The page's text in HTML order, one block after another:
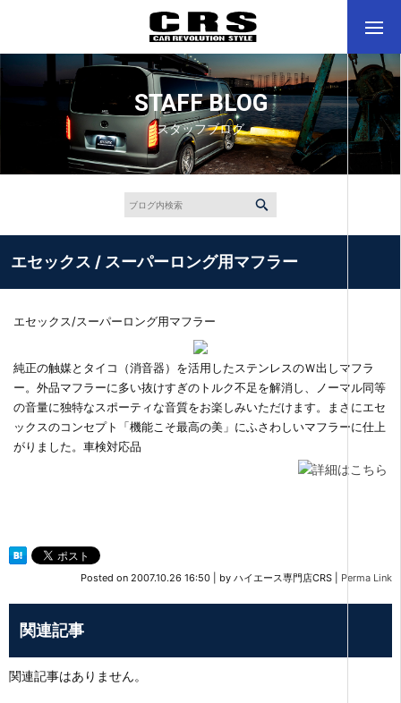
STAFF BLOG
スタッフブログ
エセックス / スーパーロング用マフラー
エセックス/スーパーロング用マフラー
純正の触媒とタイコ（消音器）を活用したステンレスのＷ出しマフラ
ー。外品マフラーに多い抜けすぎのトルク不足を解消し、ノーマル同等
の音量に独特なスポーティな音質をお楽しみいただけます。まさにエセ
ックスのコンセプト「機能こそ最高の美」にふさわしいマフラーに仕上
がりました。車検対応品
Posted on 2007.10.26 16:50 by ハイエース専門店CRS Perma Link
関連記事
関連記事はありません。